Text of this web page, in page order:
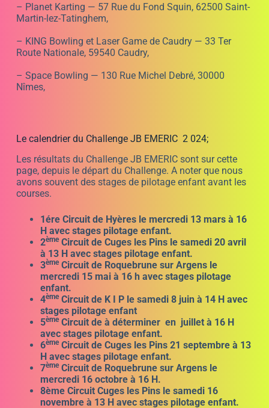
– Planet Karting — 57 Rue du Fond Squin, 62500 Saint-
Martin-lez-Tatinghem,
– KING Bowling et Laser Game de Caudry — 33 Ter
Route Nationale, 59540 Caudry,
– Space Bowling — 130 Rue Michel Debré, 30000
Nîmes,
Le calendrier du Challenge JB EMERIC 2 024;
Les résultats du Challenge JB EMERIC sont sur cette
page, depuis le départ du Challenge. A noter que nous
avons souvent des stages de pilotage enfant avant les
courses.
1ére Circuit de Hyères le mercredi 13 mars à 16
H avec stages pilotage enfant.
2èmeCircuit de Cuges les Pins le samedi 20 avril
à 13 H avec stages pilotage enfant.
3èmeCircuit de Roquebrune sur Argens le
mercredi 15 mai à 16 h avec stages pilotage
enfant.
4èmeCircuit de K I P le samedi 8 juin à 14 H avec
stages pilotage enfant
5èmeCircuit de à déterminer en juillet à 16 H
avec stages pilotage enfant.
6èmeCircuit de Cuges les Pins 21 septembre à 13
H avec stages pilotage enfant.
7èmeCircuit de Roquebrune sur Argens le
mercredi 16 octobre à 16 H.
8ème Circuit Cuges les Pins le samedi 16
novembre à 13 H avec stages pilotage enfant.